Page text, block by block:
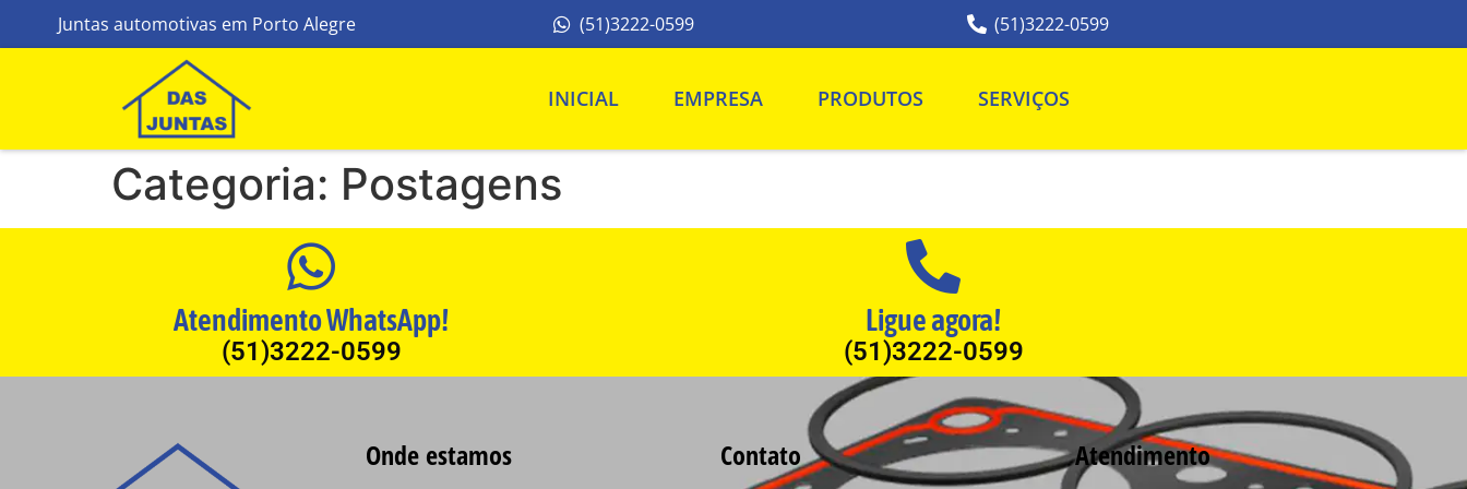
Juntas automotivas em Porto Alegre (51)3222-0599 (51)3222-0599
INICIAL EMPRESA PRODUTOS SERVIÇOS
Categoria: Postagens
Atendimento WhatsApp!
(51)3222-0599
Ligue agora!
(51)3222-0599
Onde estamos Contato Atendimento